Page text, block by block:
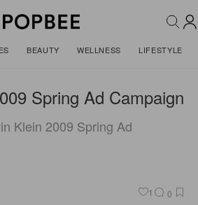
BEAUTY WELLNESS LIFESTYLE
Spring Ad Campaign
Klein 2009 Spring Ad
1 0